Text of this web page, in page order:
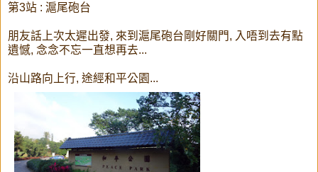
第3站 : 滬尾砲台
朋友話上次太遲出發, 來到滬尾砲台剛好關門, 入唔到去有點
遺憾, 念念不忘一直想再去...
沿山路向上行, 途經和平公園...